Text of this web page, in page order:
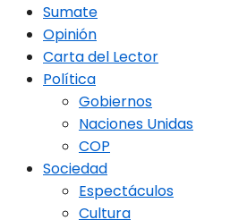
Sumate
Opinión
Carta del Lector
Política
Gobiernos
Naciones Unidas
COP
Sociedad
Espectáculos
Cultura